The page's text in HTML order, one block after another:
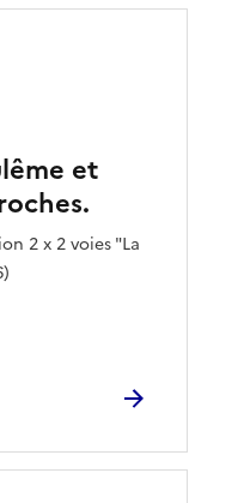
et
2 x 2 voies "La